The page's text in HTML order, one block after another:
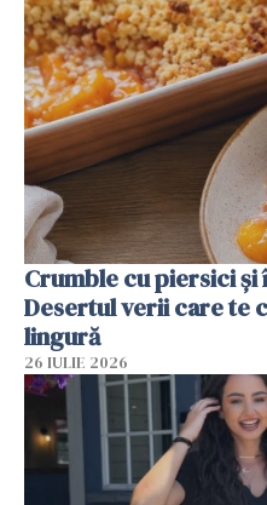
Crumble cu piersici și
Desertul verii care te
lingură
26 IULIE 2026